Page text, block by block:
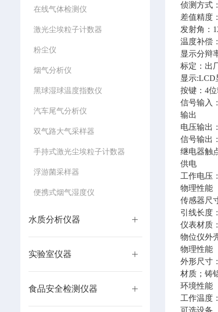
在线气体检测仪
激光尘埃粒子计数器
粉尘仪
烟气分析仪
黑球湿球温度指数仪
汽车尾气分析仪
双气路大气采样器
手持式激光尘埃粒子计数器
浮游菌采样器
便携式烟气湿度仪
水质分析仪器
实验室仪器
食品安全检测仪器
侦测方式
差值精度
发射角：
温度补偿：
显示分辩
标定：出
显示:LCD
按键：4
信号输入
输出
电压输出
信号输出
继电器触
供电
工作电压
物理性能
传感器尺
引线长度
仪表材质
物位仪外
物理性能
外形尺寸
材
环境性能
工作温度
可选设